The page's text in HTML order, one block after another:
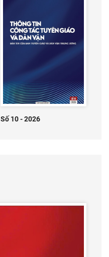
Số 10 - 2026